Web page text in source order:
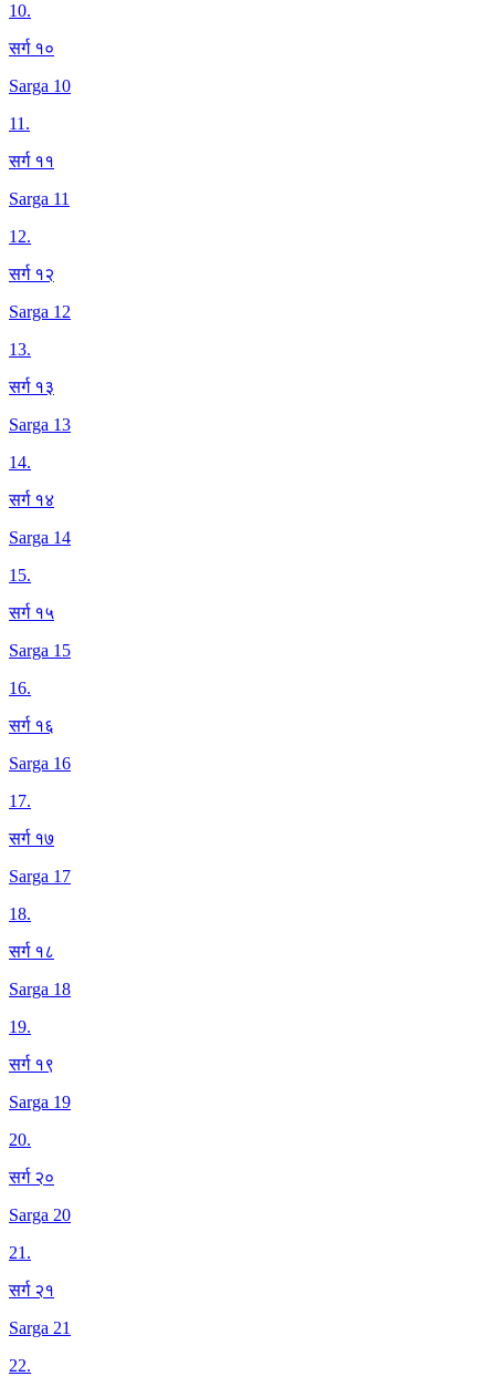
10.
सर्ग १०
Sarga 10
11.
सर्ग ११
Sarga 11
12.
सर्ग १२
Sarga 12
13.
सर्ग १३
Sarga 13
14.
सर्ग १४
Sarga 14
15.
सर्ग १५
Sarga 15
16.
सर्ग १६
Sarga 16
17.
सर्ग १७
Sarga 17
18.
सर्ग १८
Sarga 18
19.
सर्ग १९
Sarga 19
20.
सर्ग २०
Sarga 20
21.
सर्ग २१
Sarga 21
22.